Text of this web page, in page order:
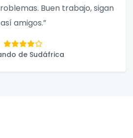
Buen trabajo, sigan
así amigos.”
de Sudáfrica